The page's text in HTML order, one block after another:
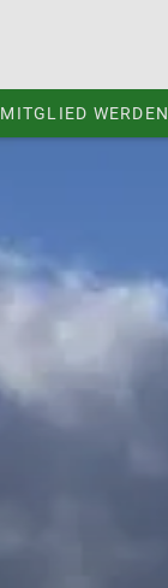
MITGLIED WERDEN